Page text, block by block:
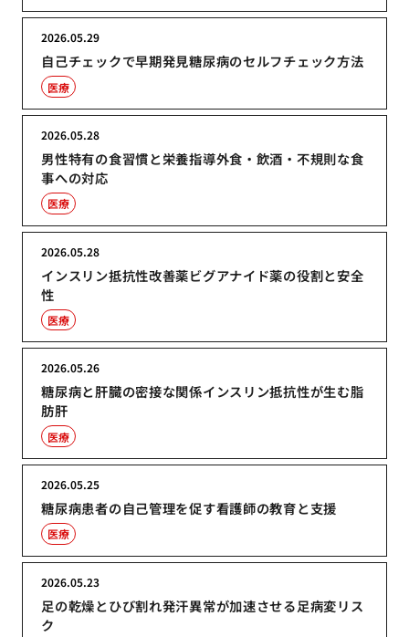
自己チェックで早期発見糖尿病のセルフチェック方法
2026.05.29
医療
男性特有の食習慣と栄養指導外食・飲酒・不規則な食
事への対応
2026.05.28
医療
インスリン抵抗性改善薬ビグアナイド薬の役割と安全
性
2026.05.28
医療
糖尿病と肝臓の密接な関係インスリン抵抗性が生む脂
肪肝
2026.05.26
医療
糖尿病患者の自己管理を促す看護師の教育と支援
2026.05.25
医療
足の乾燥とひび割れ発汗異常が加速させる足病変リス
ク
2026.05.23